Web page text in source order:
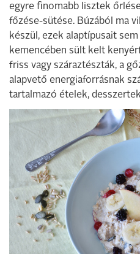
egyre finomabb lisztek
főzése-sütése. Búzából ma
készül, ezek alaptípusait
kemencében sült kelt
friss vagy száraztészták, a
alapvető energiaforrásnak
tartalmazó ételek,